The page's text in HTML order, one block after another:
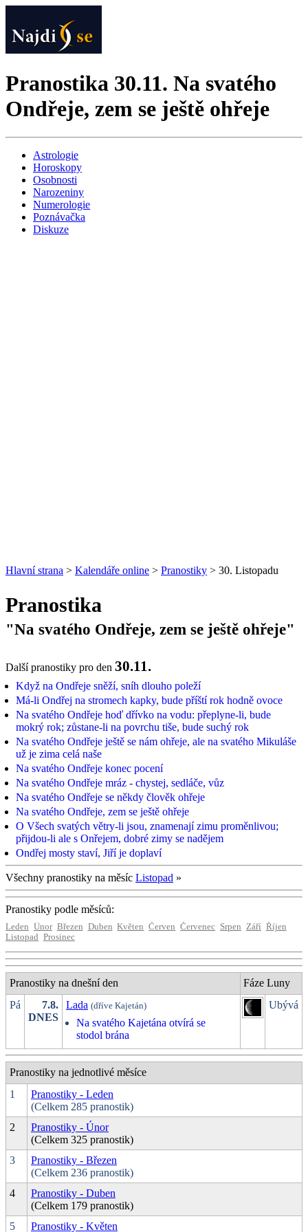
Pranostika 30.11. Na svatého
Ondřeje, zem se ještě ohřeje
Astrologie
Horoskopy
Osobnosti
Narozeniny
Numerologie
Poznávačka
Diskuze
Hlavní strana > Kalendáře online > Pranostiky > 30. Listopadu
Pranostika
"Na svatého Ondřeje, zem se ještě ohřeje"
Další pranostiky pro den 30.11.
Když na Ondřeje sněží, sníh dlouho poleží
Má-li Ondřej na stromech kapky, bude příští rok hodně ovoce
Na svatého Ondřeje hoď dřívko na vodu: přeplyne-li, bude
mokrý rok; zůstane-li na povrchu tiše, bude suchý rok
Na svatého Ondřeje ještě se nám ohřeje, ale na svatého Mikuláše
už je zima celá naše
Na svatého Ondřeje konec pocení
Na svatého Ondřeje mráz - chystej, sedláče, vůz
Na svatého Ondřeje se někdy člověk ohřeje
Na svatého Ondřeje, zem se ještě ohřeje
O Všech svatých větry-li jsou, znamenají zimu proměnlivou;
přijdou-li ale s Onřejem, dobré zimy se nadějem
Ondřej mosty staví, Jiří je doplaví
Všechny pranostiky na měsíc Listopad »
Pranostiky podle měsíců:
Leden Únor Březen Duben Květen Červen Červenec Srpen Září Říjen
Listopad Prosinec
Pranostiky na dnešní den
Fáze Luny
Pá
7.8.
DNES
Lada (dříve Kajetán)
Na svatého Kajetána otvírá se
stodol brána
Ubývá
Pranostiky na jednotlivé měsíce
1
Pranostiky - Leden
(Celkem 285 pranostik)
2
Pranostiky - Únor
(Celkem 325 pranostik)
3
Pranostiky - Březen
(Celkem 236 pranostik)
4
Pranostiky - Duben
(Celkem 179 pranostik)
5
Pranostiky - Květen